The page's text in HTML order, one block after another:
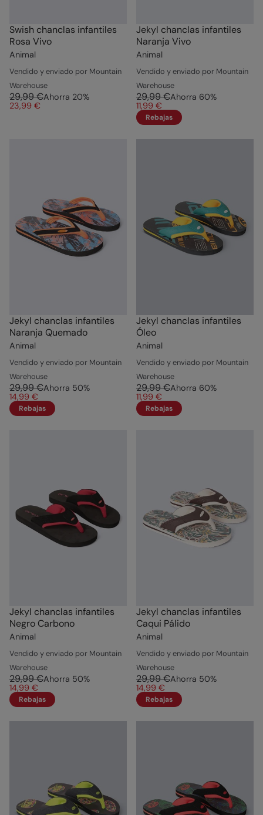
Swish chanclas infantiles
Rosa Vivo
Animal
Vendido y enviado por Mountain
Warehouse
29,99 €Ahorra 20%
23,99 €
Jekyl chanclas infantiles
Naranja Vivo
Animal
Vendido y enviado por Mountain
Warehouse
29,99 €Ahorra 60%
11,99 €
Rebajas
Jekyl chanclas infantiles
Naranja Quemado
Animal
Vendido y enviado por Mountain
Warehouse
29,99 €Ahorra 50%
14,99 €
Rebajas
Jekyl chanclas infantiles
Óleo
Animal
Vendido y enviado por Mountain
Warehouse
29,99 €Ahorra 60%
11,99 €
Rebajas
Jekyl chanclas infantiles
Negro Carbono
Animal
Vendido y enviado por Mountain
Warehouse
29,99 €Ahorra 50%
14,99 €
Rebajas
Jekyl chanclas infantiles
Caqui Pálido
Animal
Vendido y enviado por Mountain
Warehouse
29,99 €Ahorra 50%
14,99 €
Rebajas